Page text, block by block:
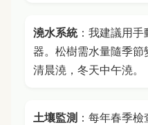
澆水系統：我建議用手
器。松樹需水量隨季
清晨澆，冬天中午澆。
土壤監測 ：每年春季